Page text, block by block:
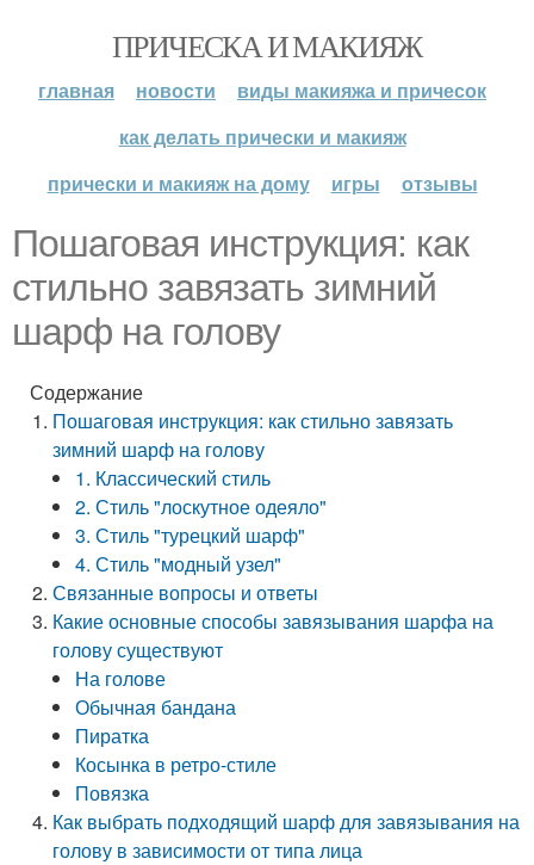
ПРИЧЕСКА И МАКИЯЖ
главная новости
виды макияжа и причесок
как делать прически и макияж
прически и макияж на дому
игры отзывы
Пошаговая инструкция: как
стильно завязать зимний
шарф на голову
Содержание
Пошаговая инструкция: как стильно завязать
зимний шарф на голову
1. Классический стиль
2. Стиль "лоскутное одеяло"
3. Стиль "турецкий шарф"
4. Стиль "модный узел"
Связанные вопросы и ответы
Какие основные способы завязывания шарфа на
голову существуют
На голове
Обычная бандана
Пиратка
Косынка в ретро-стиле
Повязка
Как выбрать подходящий шарф для завязывания на
голову в зависимости от типа лица